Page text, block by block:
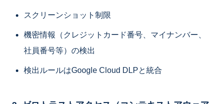
スクリーンショット制限
機密情報（クレジットカード番号、マイナンバー、
社員番号等）の検出
検出ルールはGoogle Cloud DLPと統合